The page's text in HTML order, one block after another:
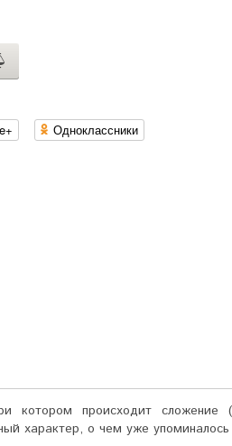
Одноклассники
котором происходит сложение
характер, о чем уже